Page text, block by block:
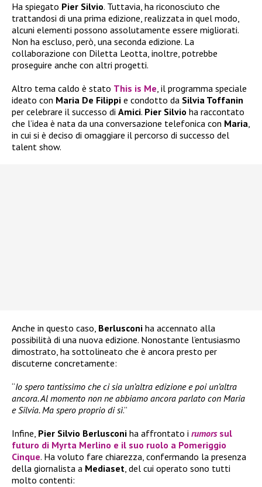
Ha spiegato Pier Silvio. Tuttavia, ha riconosciuto che
trattandosi di una prima edizione, realizzata in quel modo,
alcuni elementi possono assolutamente essere migliorati.
Non ha escluso, però, una seconda edizione. La
collaborazione con Diletta Leotta, inoltre, potrebbe
proseguire anche con altri progetti.
Altro tema caldo è stato This is Me, il programma speciale
ideato con Maria De Filippi e condotto da Silvia Toffanin
per celebrare il successo di Amici. Pier Silvio ha raccontato
che l’idea è nata da una conversazione telefonica con Maria,
in cui si è deciso di omaggiare il percorso di successo del
talent show.
Anche in questo caso, Berlusconi ha accennato alla
possibilità di una nuova edizione. Nonostante l’entusiasmo
dimostrato, ha sottolineato che è ancora presto per
discuterne concretamente:
“Io spero tantissimo che ci sia un’altra edizione e poi un’altra
ancora. Al momento non ne abbiamo ancora parlato con Maria
e Silvia. Ma spero proprio di sì.”
Infine, Pier Silvio Berlusconi ha affrontato i rumorssul
futuro di Myrta Merlino e il suo ruolo a Pomeriggio
Cinque. Ha voluto fare chiarezza, confermando la presenza
della giornalista a Mediaset, del cui operato sono tutti
molto contenti: